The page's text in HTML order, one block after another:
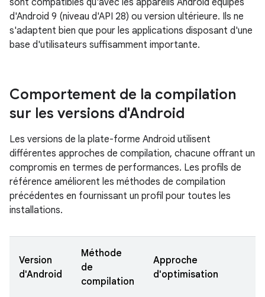
d'Android 9 (niveau d'API 28) ou version ultérieure. Ils ne
s'adaptent bien que pour les applications disposant d'une
base d'utilisateurs suffisamment importante.
Comportement de la compilation
sur les versions d'Android
Les versions de la plate-forme Android utilisent
différentes approches de compilation, chacune offrant un
compromis en termes de performances. Les profils de
référence améliorent les méthodes de compilation
précédentes en fournissant un profil pour toutes les
installations.
Version
d'Android
Méthode
de
compilation
Approche
d'optimisation